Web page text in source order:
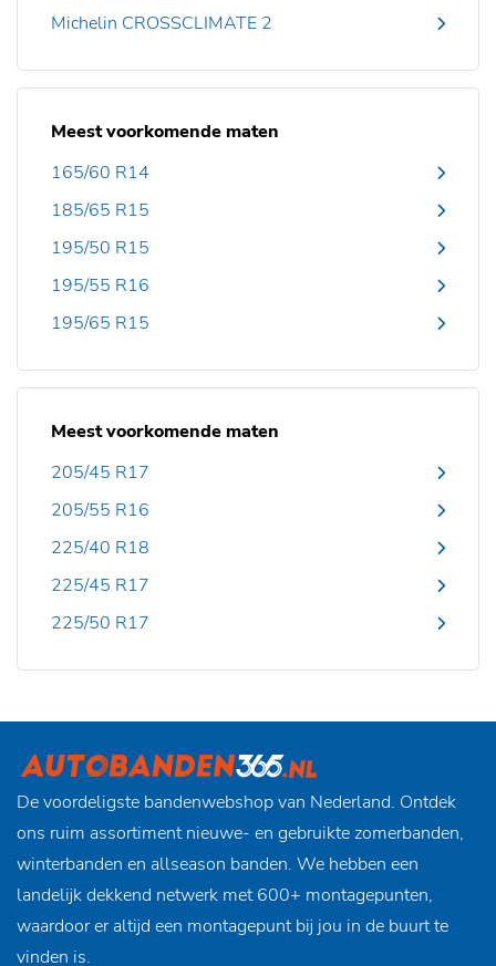
Michelin CROSSCLIMATE 2
Meest voorkomende maten
165/60 R14
185/65 R15
195/50 R15
195/55 R16
195/65 R15
Meest voorkomende maten
205/45 R17
205/55 R16
225/40 R18
225/45 R17
225/50 R17
De voordeligste bandenwebshop van Nederland. Ontdek
ons ruim assortiment nieuwe- en gebruikte zomerbanden,
winterbanden en allseason banden. We hebben een
landelijk dekkend netwerk met 600+ montagepunten,
waardoor er altijd een montagepunt bij jou in de buurt te
vinden is.